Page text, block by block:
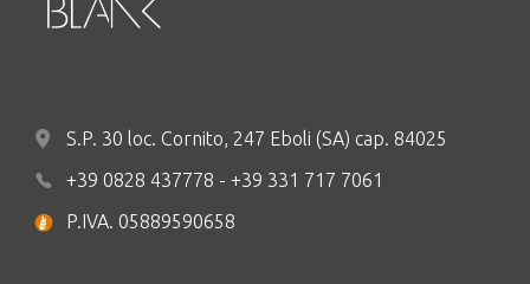
S.P. 30 loc. Cornito, 247 Eboli (SA) cap. 84025
+39 0828 437778 - +39 331 717 7061
P.IVA. 05889590658